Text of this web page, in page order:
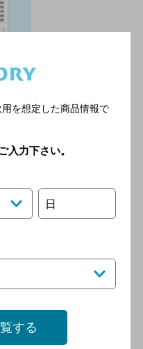
て
「LINEでログイン」ボ
公式アカウント」と
いただき、必要事項を
。
だちの場合もご応募い
す。LINEの画面に戻っ
を想定した商品情報で
入力下さい。
日
する